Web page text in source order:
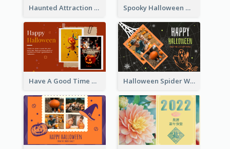
Haunted Attraction Themed Halloween Card Spooky Halloween Greeting Card
Have A Good Time This Halloween Greeting Card Halloween Spider Web Greeting Card